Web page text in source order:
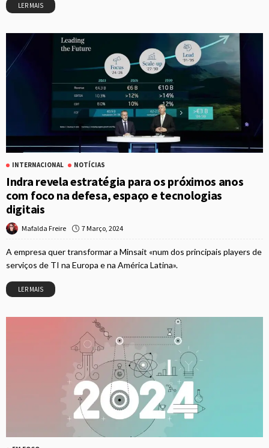
LER MAIS
INTERNACIONAL NOTÍCIAS
Indra revela estratégia para os próximos anos
com foco na defesa, espaço e tecnologias
digitais
Mafalda Freire 7 Março, 2024
A empresa quer transformar a Minsait «num dos principais players de
serviços de TI na Europa e na América Latina».
LER MAIS